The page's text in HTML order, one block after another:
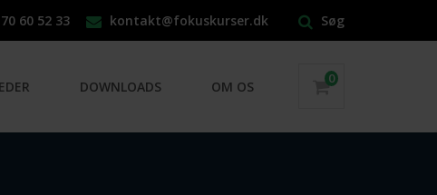
70 60 52 33 kontakt@fokuskurser.dk Søg
DOWNLOADS OM OS 0